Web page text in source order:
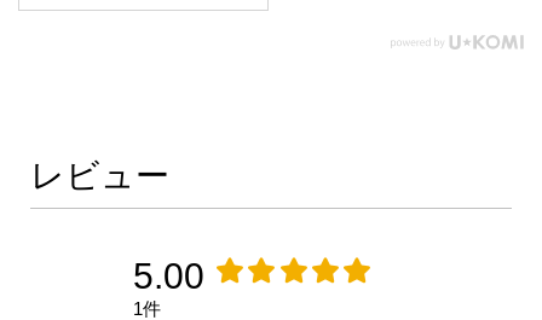
購入結果から言っていいで
バイクや車のカスタムライ
レビュー
5.00
1件